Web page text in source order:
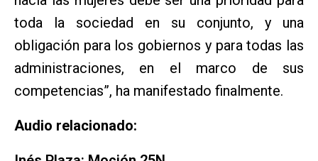
toda la sociedad en su conjunto, y una
obligación para los gobiernos y para todas las
administraciones, en el marco de sus
competencias”, ha manifestado finalmente.
Audio relacionado: